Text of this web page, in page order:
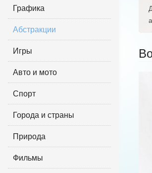
Графика
Абстракции
Игры
Авто и мото
Спорт
Города и страны
Природа
Фильмы